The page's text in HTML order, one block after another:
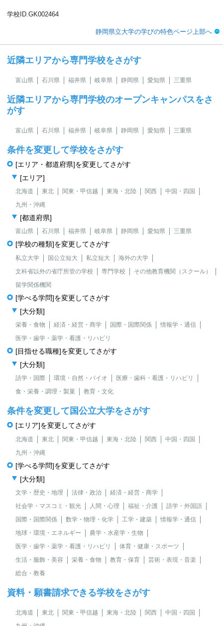
学校ID.GK002464
静岡県立大学の学びの特色ページ上部へ
近隣エリアから専門学校をさがす
富山県 石川県 福井県 岐阜県 静岡県 愛知県 三重県
近隣エリアから専門学校のオープンキャンパスをさ
がす
富山県 石川県 福井県 岐阜県 静岡県 愛知県 三重県
条件を変更して学校をさがす
[エリア・都道府県]を変更してさがす
[エリア]
北海道 東北 関東・甲信越 東海・北陸 関西
中国・四国
九州・沖縄
[都道府県]
富山県 石川県 福井県 岐阜県 静岡県 愛知県 三重県
[学校の種類]を変更してさがす
私立大学 国公立短大 私立短大
海外の大学
文科省以外の省庁所管の学校
専門学校
その他教育機関（スクール）
留学関係機関
[学べる学問]を変更してさがす
[大分類]
栄養・食物 経済・経営・商学 国際・国際関係
情報学・通信
医学・歯学・薬学・看護・リハビリ
[目指せる職種]を変更してさがす
[大分類]
語学・国際 環境・自然・バイオ
医療・歯科・看護・リハビリ
食・栄養・調理・製菓
教育・文化
条件を変更して国公立大学をさがす
[エリア]を変更してさがす
北海道 東北 関東・甲信越 東海・北陸 関西
中国・四国
九州・沖縄
[学べる学問]を変更してさがす
[大分類]
文学・歴史・地理 法律・政治
経済・経営・商学
社会学・マスコミ・観光
人間・心理 福祉・介護
語学・外国語
国際・国際関係
数学・物理・化学 工学・建築
情報学・通信
地球・環境・エネルギー
農学・水産学・生物
医学・歯学・薬学・看護・リハビリ
体育・健康・スポーツ
生活・服飾・美容
栄養・食物 教育・保育
芸術・表現・音楽
総合・教養
資料・願書請求できる学校をさがす
北海道 東北 関東・甲信越 東海・北陸 関西
中国・四国